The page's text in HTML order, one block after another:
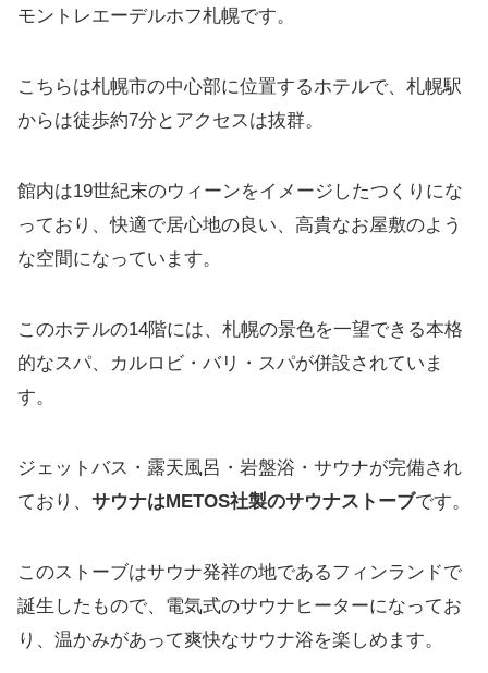
モントレエーデルホフ札幌です。
こちらは札幌市の中心部に位置するホテルで、札幌駅
からは徒歩約7分とアクセスは抜群。
館内は19世紀末のウィーンをイメージしたつくりにな
っており、快適で居心地の良い、高貴なお屋敷のよう
な空間になっています。
このホテルの14階には、札幌の景色を一望できる本格
的なスパ、カルロビ・バリ・スパが併設されていま
す。
ジェットバス・露天風呂・岩盤浴・サウナが完備され
ており、 サウナはMETOS社製のサウナストーブです。
このストーブはサウナ発祥の地であるフィンランドで
誕生したもので、電気式のサウナヒーターになってお
り、温かみがあって爽快なサウナ浴を楽しめます。